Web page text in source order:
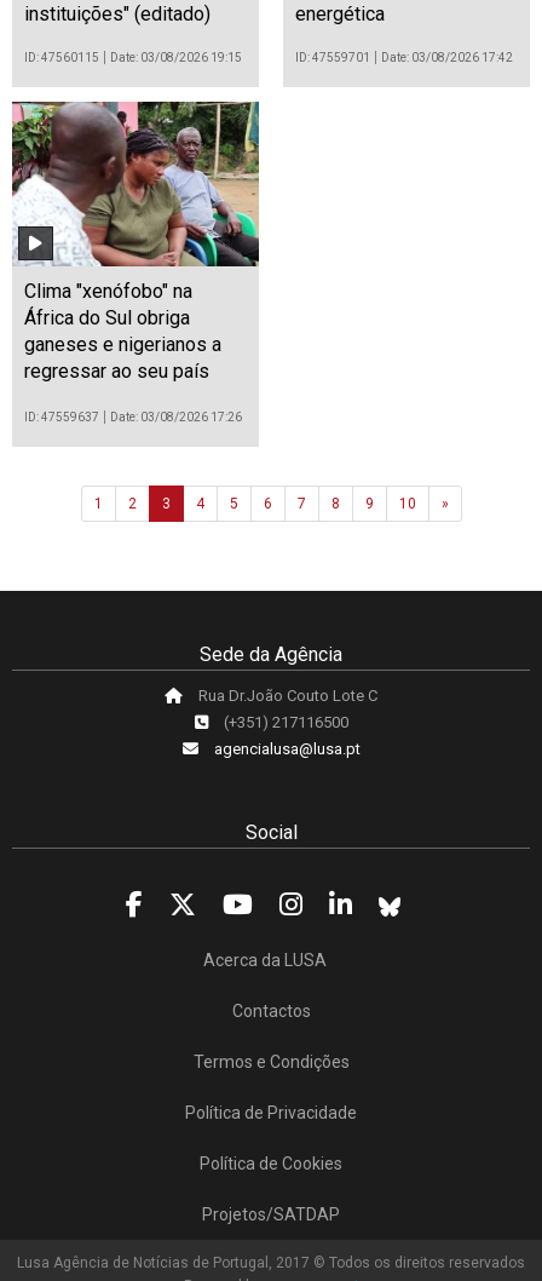
instituições" (editado)
ID: 47560115 Date: 03/08/2026 19:15
energética
ID: 47559701 Date: 03/08/2026 17:42
Clima "xenófobo" na
África do Sul obriga
ganeses e nigerianos a
regressar ao seu país
ID: 47559637 Date: 03/08/2026 17:26
1 2 3 4 5 6 7 8 9 10 »Next
Sede da Agência
Rua Dr.João Couto Lote C
(+351) 217116500
agencialusa@lusa.pt
Social
Acerca da LUSA
Contactos
Termos e Condições
Política de Privacidade
Política de Cookies
Projetos/SATDAP
Lusa Agência de Notícias de Portugal, 2017 © Todos os direitos reservados